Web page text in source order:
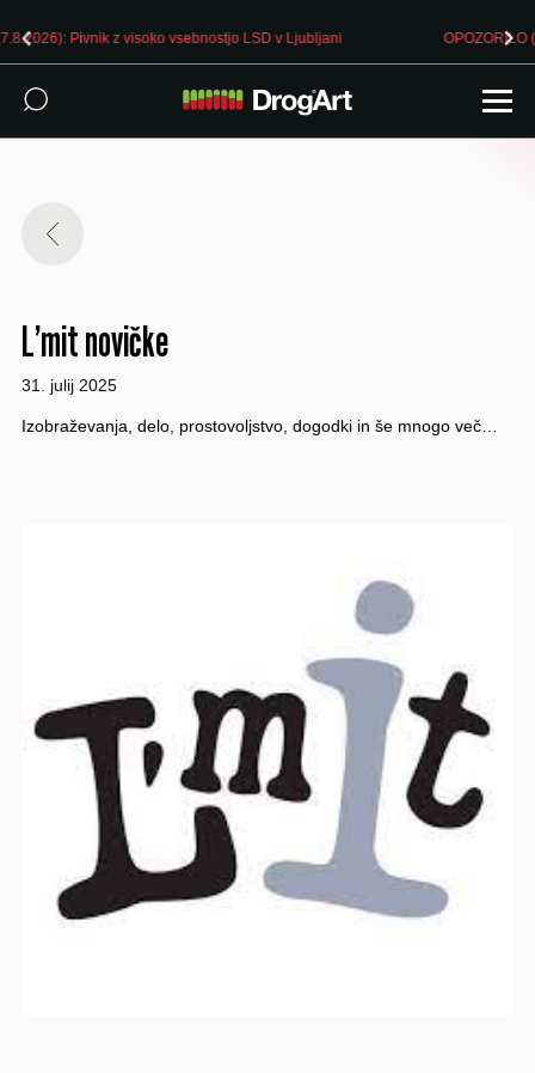
OPOZORILO (7.8.2026): Pivnik z visoko vsebnostjo LSD v Ljubljani
L’mit novičke
31. julij 2025
Izobraževanja, delo, prostovoljstvo, dogodki in še mnogo več…